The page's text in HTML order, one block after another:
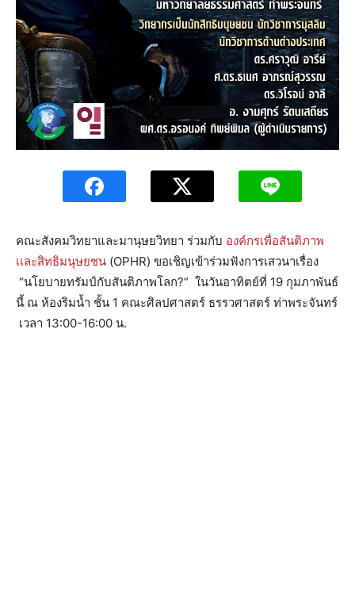
คณะสังคมวิทยาและมานุษยวิทยา ร่วมกับ องค์กรเพื่อสันติภาพ
เเละสิทธิมนุษยชน (OPHR) ขอเชิญเข้าร่วมฟังการเสวนาเรื่อง
“นโยบายทรัมป์กับสันติภาพโลก?” ในวันอาทิตย์ที่ 19 กุมภาพันธ์
นี้ ณ ห้องริมน้ำ ชั้น 1 คณะศิลปศาสตร์ ธรรวศาสตร์ ท่าพระจันทร์
เวลา 13:00-16:00 น.